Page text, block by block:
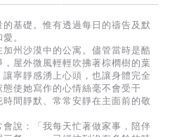
基礎。惟有透過每日的禱告及默
。
州沙漠中的公寓。儘管當時是酷
屋外微風輕輕吹拂著棕櫚樹的葉
寧靜感湧上心頭，也讓身體完全
使她寫作的心情絲毫不會受干
間靜默、常常安靜在主面前的敬
說：「我每天忙著做家事，陪伴